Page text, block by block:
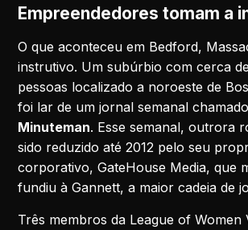
Empreendedores tomam a
O que aconteceu em Bedford,
instrutivo. Um subúrbio com cerca
pessoas localizado a noroeste de
foi lar de um jornal semanal chamado
Minuteman. Esse semanal, outrora
sido reduzido até 2012 pelo seu
corporativo, GateHouse Media, que
fundiu à Gannett, a maior cadeia de
Três membros da League of Women